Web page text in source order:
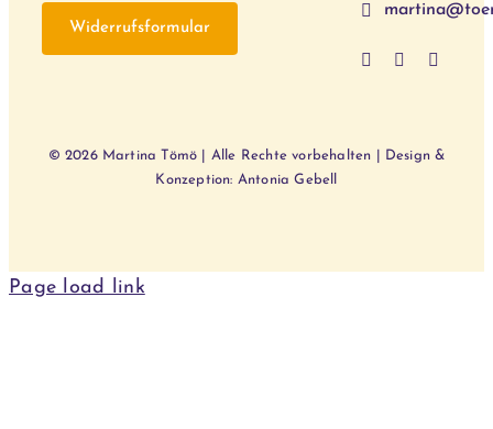
Widerrufsformular
© 2026 Martina Tömö | Alle Rechte vorbehalten | Design &
Konzeption: Antonia Gebell
Page load link